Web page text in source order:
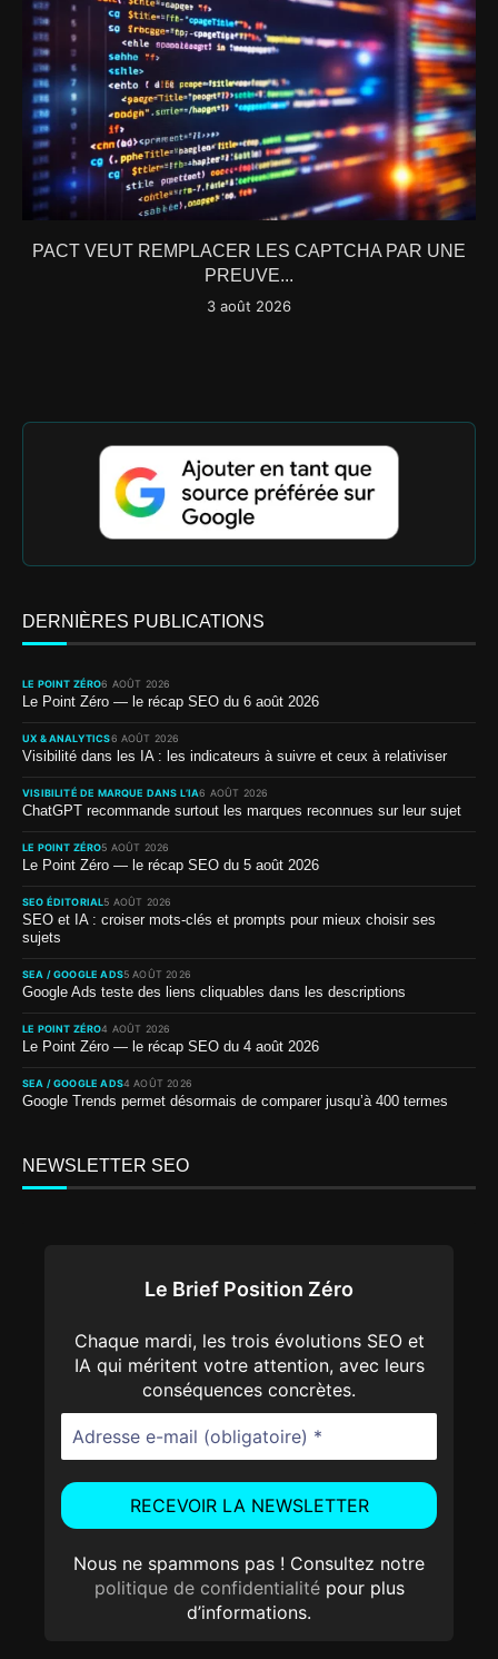
PACT VEUT REMPLACER LES CAPTCHA PAR UNE
PREUVE...
3 août 2026
DERNIÈRES PUBLICATIONS
LE POINT ZÉRO6 AOÛT 2026
Le Point Zéro — le récap SEO du 6 août 2026
UX & ANALYTICS6 AOÛT 2026
Visibilité dans les IA : les indicateurs à suivre et ceux à relativiser
VISIBILITÉ DE MARQUE DANS L’IA6 AOÛT 2026
ChatGPT recommande surtout les marques reconnues sur leur sujet
LE POINT ZÉRO5 AOÛT 2026
Le Point Zéro — le récap SEO du 5 août 2026
SEO ÉDITORIAL5 AOÛT 2026
SEO et IA : croiser mots-clés et prompts pour mieux choisir ses
sujets
SEA / GOOGLE ADS5 AOÛT 2026
Google Ads teste des liens cliquables dans les descriptions
LE POINT ZÉRO4 AOÛT 2026
Le Point Zéro — le récap SEO du 4 août 2026
SEA / GOOGLE ADS4 AOÛT 2026
Google Trends permet désormais de comparer jusqu’à 400 termes
NEWSLETTER SEO
Le Brief Position Zéro
Chaque mardi, les trois évolutions SEO et
IA qui méritent votre attention, avec leurs
conséquences concrètes.
Nous ne spammons pas ! Consultez notre
politique de confidentialitépour plus
d’informations.